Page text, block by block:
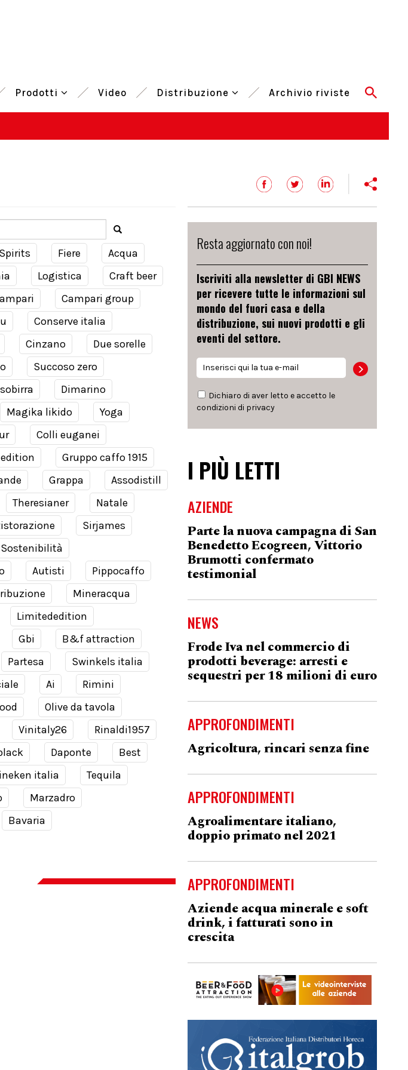
Prodotti Video Distribuzione Archivio riviste
Spirits Fiere
Acqua
Logistica
Craft beer
Campari group
Conserve italia
Cinzano
Due sorelle
Succoso zero
Dimarino
Magika likido
Yoga
Colli euganei
Gruppo caffo 1915
Grappa
Assodistill
Theresianer
Natale
Sirjames
Sostenibilità
Autisti
Pippocaffo
Mineracqua
Limitededition
Gbi
B&f attraction
Partesa
Swinkels italia
Ai
Rimini
Olive da tavola
Vinitaly26
Rinaldi1957
Daponte
Best
italia
Tequila
Marzadro
Bavaria
Resta aggiornato con noi!
Iscriviti alla newsletter di GBI NEWS
per ricevere tutte le informazioni sul
mondo del fuori casa e della
distribuzione, sui nuovi prodotti e gli
eventi del settore.
Dichiaro di aver letto e accetto le
condizioni di privacy
I PIÙ LETTI
AZIENDE
Parte la nuova campagna di San
Benedetto Ecogreen, Vittorio
Brumotti confermato
testimonial
NEWS
Frode Iva nel commercio di
prodotti beverage: arresti e
sequestri per 18 milioni di euro
APPROFONDIMENTI
Agricoltura, rincari senza fine
APPROFONDIMENTI
Agroalimentare italiano,
doppio primato nel 2021
APPROFONDIMENTI
Aziende acqua minerale e soft
drink, i fatturati sono in
crescita